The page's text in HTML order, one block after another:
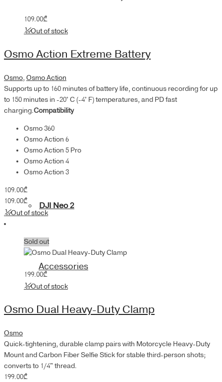
DJI Neo 2
Accessories
109.00₾
Out of stock
Osmo Action Extreme Battery
Osmo, Osmo Action
Supports up to 160 minutes of battery life, continuous recording for up
to 150 minutes in -20° C (-4° F) temperatures, and PD fast
charging.Compatibility
Osmo 360
Osmo Action 6
Osmo Action 5 Pro
Osmo Action 4
Osmo Action 3
109.00₾
109.00₾
Out of stock
Sold out
199.00₾
Out of stock
Osmo Dual Heavy-Duty Clamp
Osmo
Quick-tightening, durable clamp pairs with Motorcycle Heavy-Duty
Mount and Carbon Fiber Selfie Stick for stable third-person shots;
converts to 1/4" thread.
199.00₾